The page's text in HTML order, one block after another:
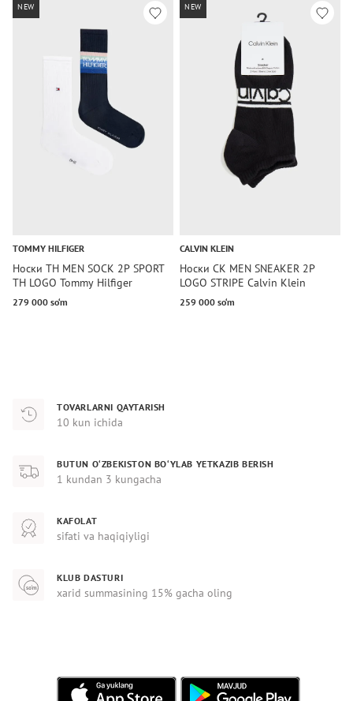
NEW
TOMMY HILFIGER
Носки TH MEN SOCK 2P SPORT
TH LOGO Tommy Hilfiger
279 000 so‘m
NEW
CALVIN KLEIN
Носки CK MEN SNEAKER 2P
LOGO STRIPE Calvin Klein
259 000 so‘m
TOVARLARNI QAYTARISH
10 kun ichida
BUTUN O‘ZBEKISTON BO‘YLAB YETKAZIB BERISH
1 kundan 3 kungacha
KAFOLAT
sifati va haqiqiyligi
KLUB DASTURI
xarid summasining 15% gacha oling